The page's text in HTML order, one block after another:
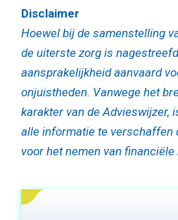
Disclaimer
Hoewel bij de samenstelling
de uiterste zorg is
aansprakelijkheid aanvaard
onjuistheden. Vanwege het
karakter van de Advieswijzer,
alle informatie te verschaffen
voor het nemen van